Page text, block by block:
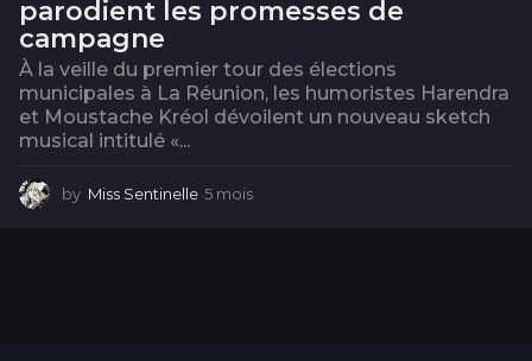
parodient les promesses de
campagne
À la veille du premier tour des élections
municipales à La Réunion, les humoristes Harendra
et Moustache Kréol dévoilent un nouveau sketch
musical intitulé «...
by Miss Sentinelle 5 mois